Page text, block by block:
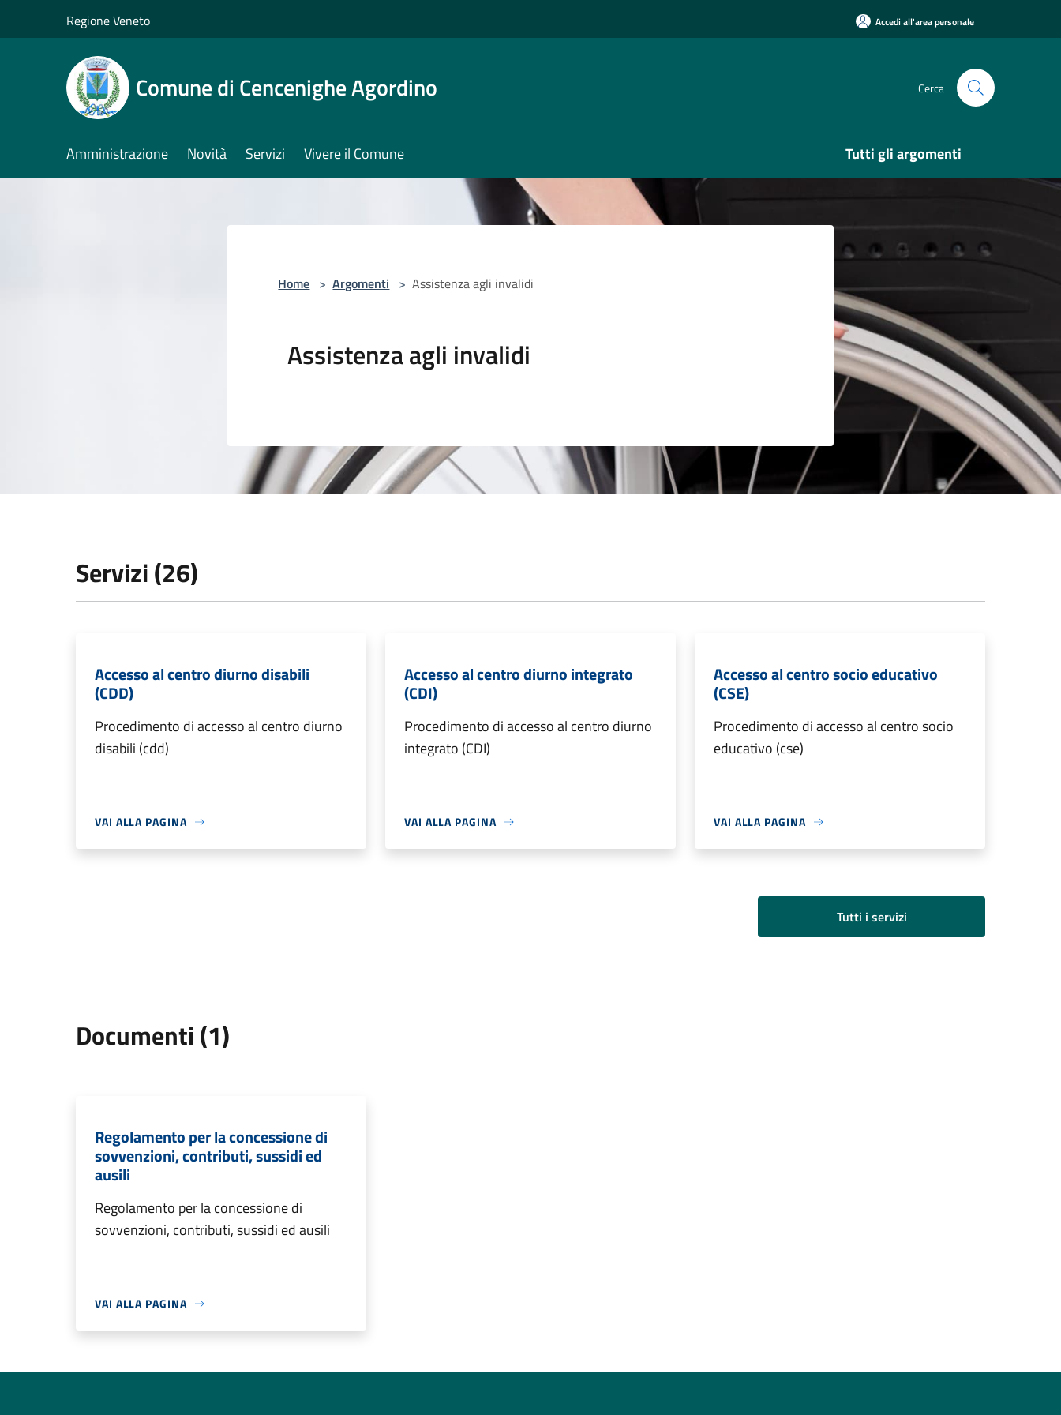
Regione Veneto Accedi all'area personale
Comune di Cencenighe Agordino Cerca
Amministrazione Novità Servizi Vivere il Comune Tutti gli argomenti
Home > Argomenti > Assistenza agli invalidi
Assistenza agli invalidi
Servizi (26)
Accesso al centro diurno disabili
(CDD)
Procedimento di accesso al centro diurno
disabili (cdd)
VAI ALLA PAGINA
Accesso al centro diurno integrato
(CDI)
Procedimento di accesso al centro diurno
integrato (CDI)
VAI ALLA PAGINA
Accesso al centro socio educativo
(CSE)
Procedimento di accesso al centro socio
educativo (cse)
VAI ALLA PAGINA
Tutti i servizi
Documenti (1)
Regolamento per la concessione di
sovvenzioni, contributi, sussidi ed
ausili
Regolamento per la concessione di
sovvenzioni, contributi, sussidi ed ausili
VAI ALLA PAGINA